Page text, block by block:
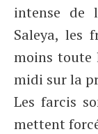
intense de
Saleya, les
moins toute
midi sur la
Les farcis
mettent